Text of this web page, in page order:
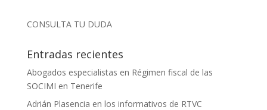
CONSULTA TU DUDA
Entradas recientes
Abogados especialistas en Régimen fiscal de las
SOCIMI en Tenerife
Adrián Plasencia en los informativos de RTVC